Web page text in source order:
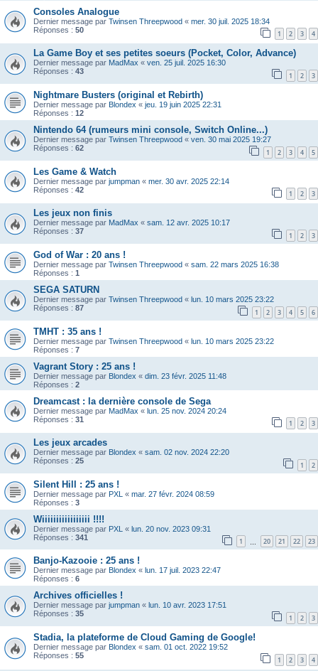
Consoles Analogue
Dernier message par Twinsen Threepwood « mer. 30 juil. 2025 18:34
Réponses : 50 1 2 3 4
La Game Boy et ses petites soeurs (Pocket, Color, Advance)
Dernier message par MadMax « ven. 25 juil. 2025 16:30
Réponses : 43 1 2 3
Nightmare Busters (original et Rebirth)
Dernier message par Blondex « jeu. 19 juin 2025 22:31
Réponses : 12
Nintendo 64 (rumeurs mini console, Switch Online...)
Dernier message par Twinsen Threepwood « ven. 30 mai 2025 19:27
Réponses : 62 1 2 3 4 5
Les Game & Watch
Dernier message par jumpman « mer. 30 avr. 2025 22:14
Réponses : 42 1 2 3
Les jeux non finis
Dernier message par MadMax « sam. 12 avr. 2025 10:17
Réponses : 37 1 2 3
God of War : 20 ans !
Dernier message par Twinsen Threepwood « sam. 22 mars 2025 16:38
Réponses : 1
SEGA SATURN
Dernier message par Twinsen Threepwood « lun. 10 mars 2025 23:22
Réponses : 87 1 2 3 4 5 6
TMHT : 35 ans !
Dernier message par Twinsen Threepwood « lun. 10 mars 2025 23:22
Réponses : 7
Vagrant Story : 25 ans !
Dernier message par Blondex « dim. 23 févr. 2025 11:48
Réponses : 2
Dreamcast : la dernière console de Sega
Dernier message par MadMax « lun. 25 nov. 2024 20:24
Réponses : 31 1 2 3
Les jeux arcades
Dernier message par Blondex « sam. 02 nov. 2024 22:20
Réponses : 25 1 2
Silent Hill : 25 ans !
Dernier message par PXL « mar. 27 févr. 2024 08:59
Réponses : 3
Wiiiiiiiiiiiiiiiii !!!!
Dernier message par PXL « lun. 20 nov. 2023 09:31
Réponses : 341 1 20 21 22 23
Banjo-Kazooie : 25 ans !
Dernier message par Blondex « lun. 17 juil. 2023 22:47
Réponses : 6
Archives officielles !
Dernier message par jumpman « lun. 10 avr. 2023 17:51
Réponses : 35 1 2 3
Stadia, la plateforme de Cloud Gaming de Google!
Dernier message par Blondex « sam. 01 oct. 2022 19:52
Réponses : 55 1 2 3 4